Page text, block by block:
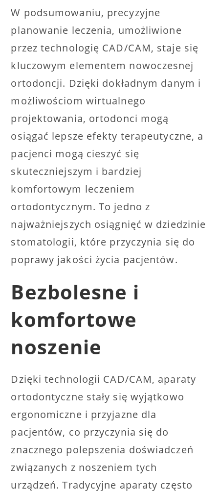
W podsumowaniu, precyzyjne
planowanie leczenia, umożliwione
przez technologię CAD/CAM, staje się
kluczowym elementem nowoczesnej
ortodoncji. Dzięki dokładnym danym i
możliwościom wirtualnego
projektowania, ortodonci mogą
osiągać lepsze efekty terapeutyczne, a
pacjenci mogą cieszyć się
skuteczniejszym i bardziej
komfortowym leczeniem
ortodontycznym. To jedno z
najważniejszych osiągnięć w dziedzinie
stomatologii, które przyczynia się do
poprawy jakości życia pacjentów.
Bezbolesne i
komfortowe
noszenie
Dzięki technologii CAD/CAM, aparaty
ortodontyczne stały się wyjątkowo
ergonomiczne i przyjazne dla
pacjentów, co przyczynia się do
znacznego polepszenia doświadczeń
związanych z noszeniem tych
urządzeń. Tradycyjne aparaty często